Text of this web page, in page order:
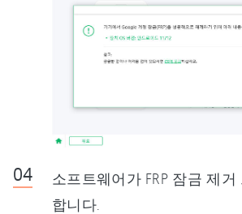
소프트웨어가 FRP 잠금 제
합니다.